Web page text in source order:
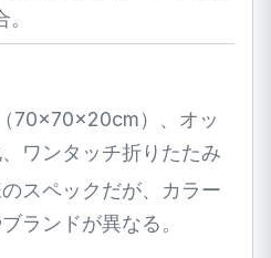
70×70×20cm）、オッ
ワンタッチ折りたたみ
スペックだが、カラー
ランドが異なる。